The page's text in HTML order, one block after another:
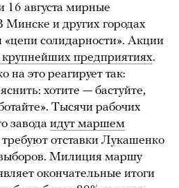
16 августа мирные
Минске и других городах
«цепи солидарности». Акции
крупнейших предприятиях.
это реагирует так:
хотите — бастуйте,
Тысячи рабочих
завода идут маршем
отставки Лукашенко
Милиция маршу
окончательные итоги